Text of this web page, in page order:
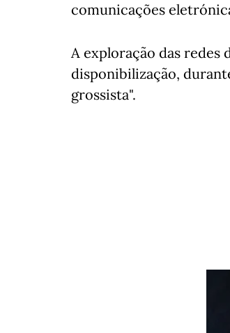
comunicações
A exploração das redes
disponibilização,
grossista".